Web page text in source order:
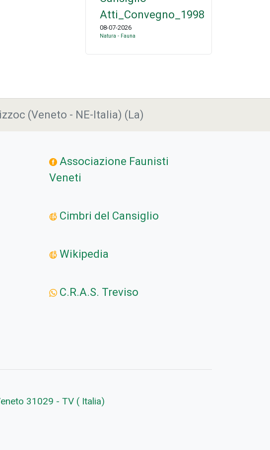
Atti_Convegno_1998
08-07-2026
Natura - Fauna
(Veneto - NE-Italia) (La)
Associazione Faunisti
Veneti
Cimbri del Cansiglio
Wikipedia
C.R.A.S. Treviso
31029 - TV ( Italia)